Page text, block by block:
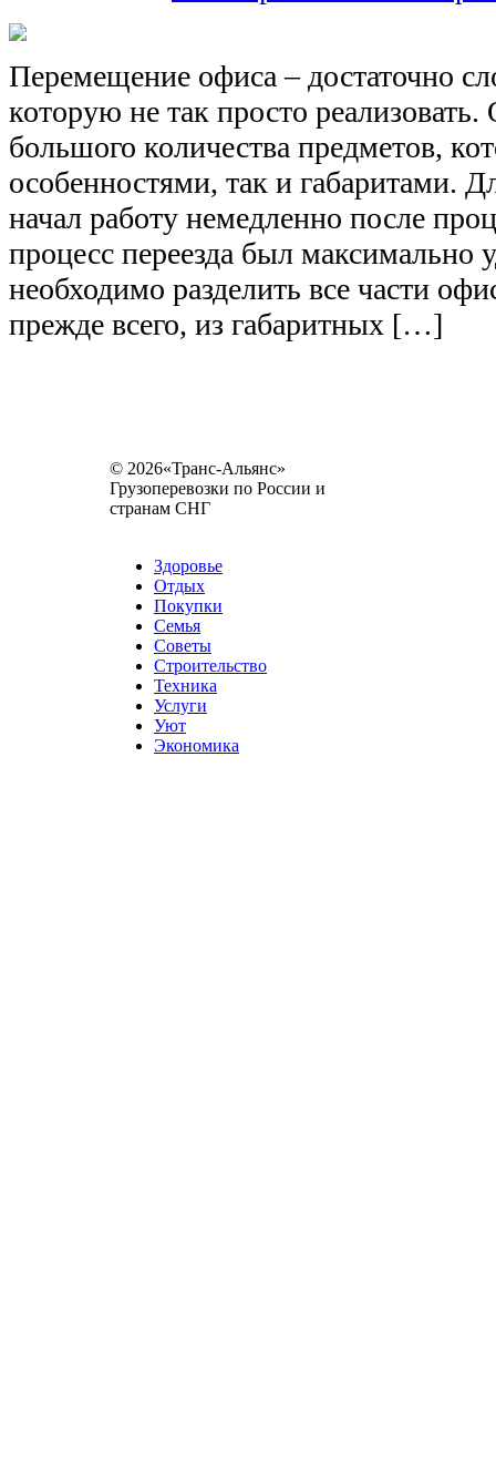
Перемещение офиса – достаточно
которую не так просто
большого количества предметов,
особенностями, так и габаритами.
начал работу немедленно после
процесс переезда был
необходимо разделить все части
прежде всего, из габаритных […]
© 2026«Транс-Альянс»
Грузоперевозки по России и
странам СНГ
Здоровье
Отдых
Покупки
Семья
Советы
Строительство
Техника
Услуги
Уют
Экономика